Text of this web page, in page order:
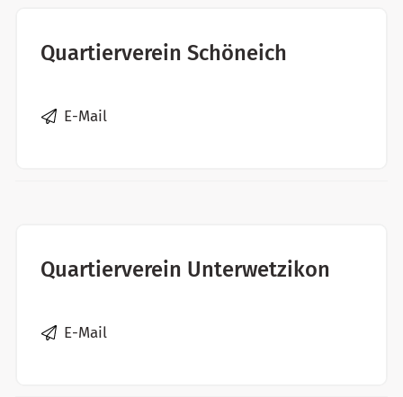
Quartierverein Schöneich
E-Mail
Quartierverein Unterwetzikon
E-Mail